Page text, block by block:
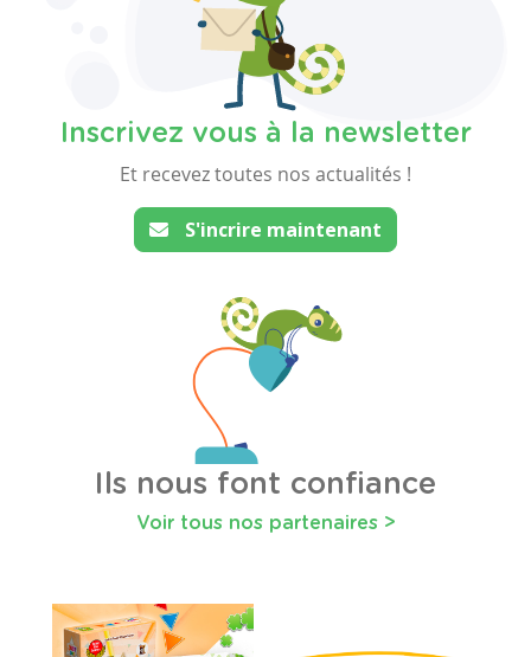
Inscrivez vous à la newsletter
Et recevez toutes nos actualités !
S'incrire maintenant
Ils nous font confiance
Voir tous nos partenaires >